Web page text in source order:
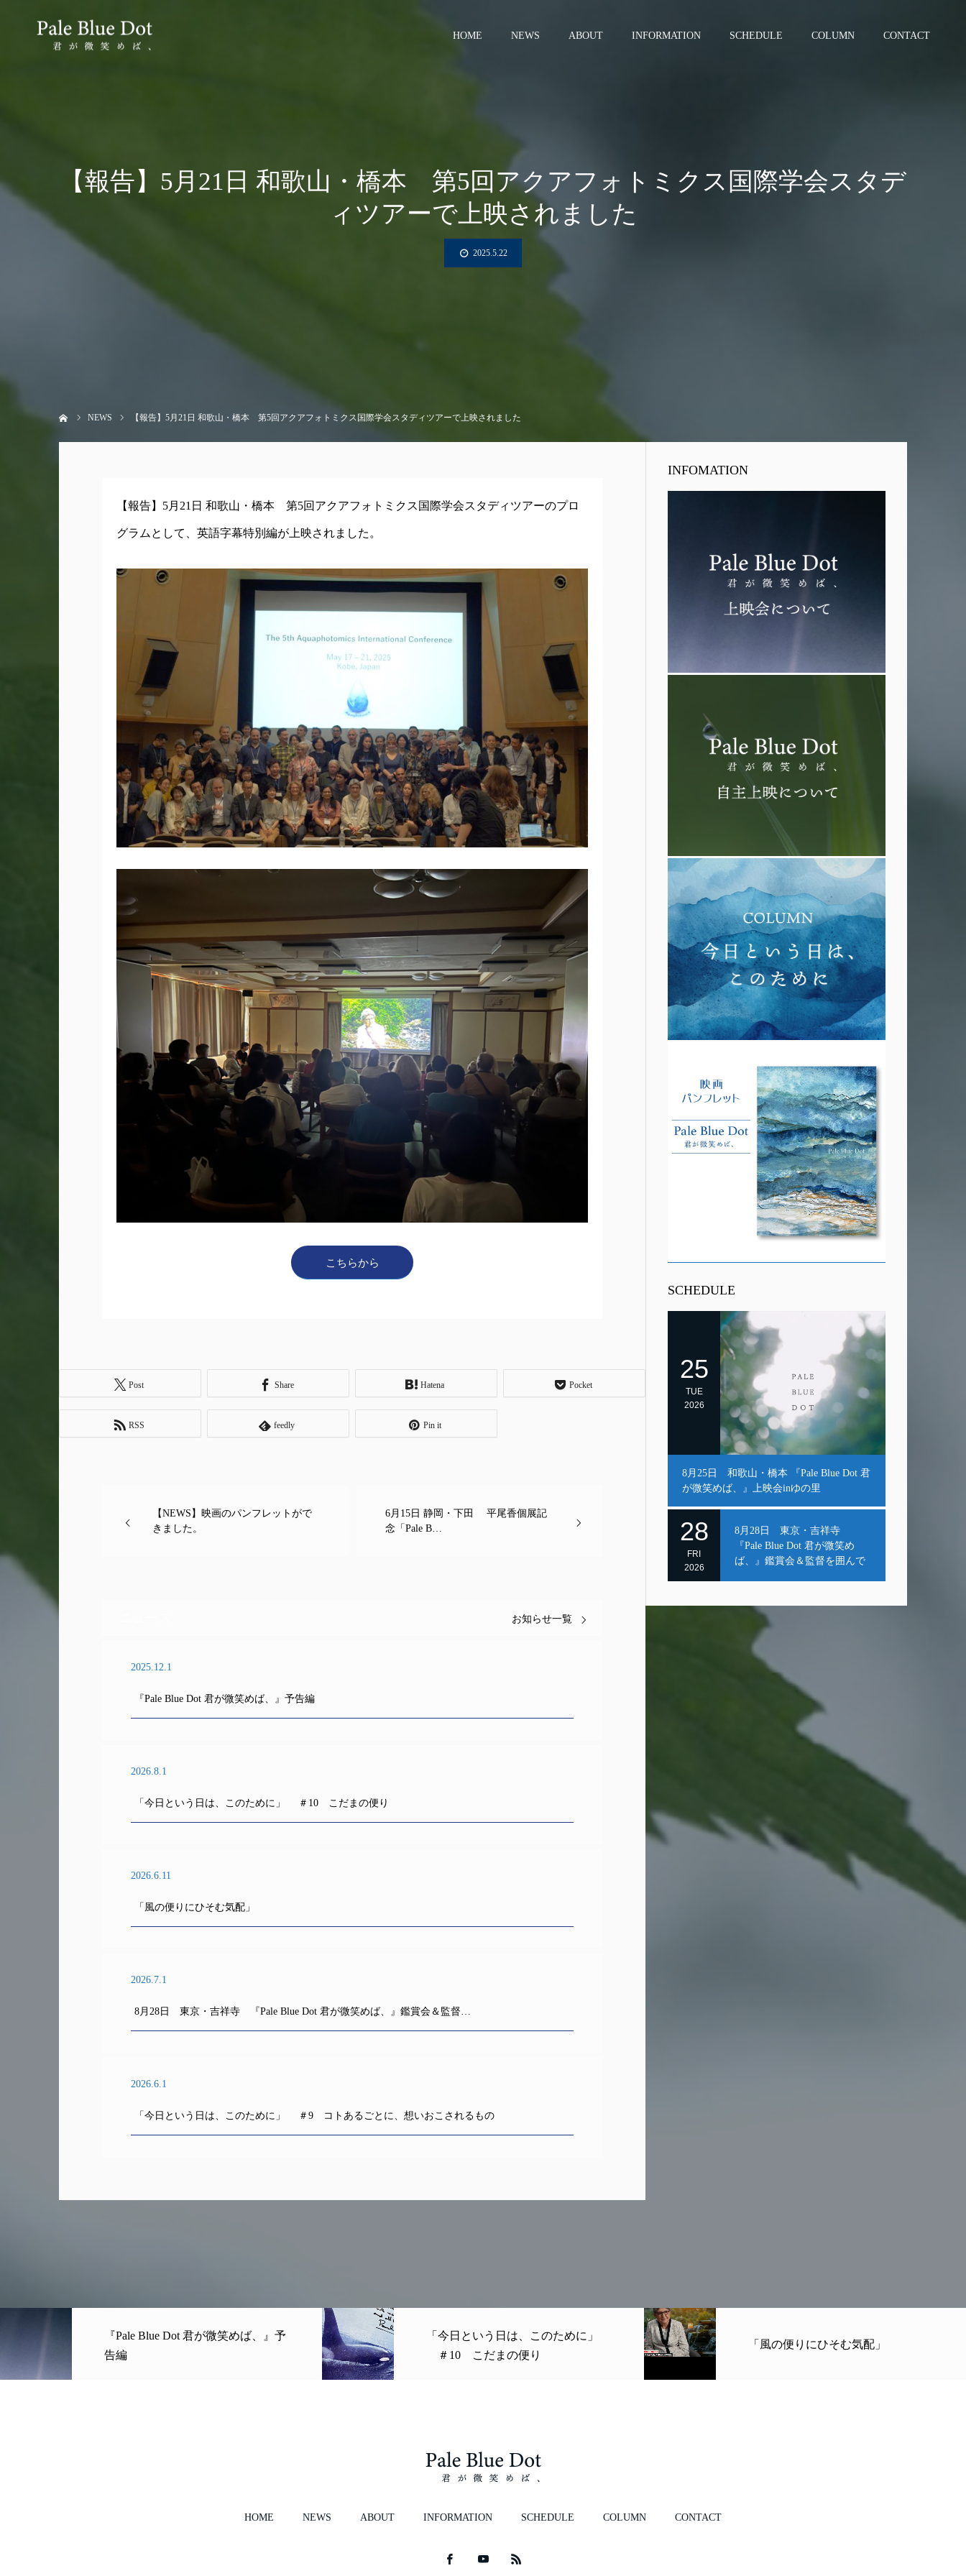
HOME NEWS ABOUT INFORMATION SCHEDULE COLUMN CONTACT
【報告】5月21日 和歌山・橋本 第5回アクアフォトミクス国際学会スタデ
ィツアーで上映されました
2025.5.22
ホーム NEWS 【報告】5月21日 和歌山・橋本 第5回アクアフォトミクス国際学会スタディツアーで上映されました
【報告】5月21日 和歌山・橋本 第5回アクアフォトミクス国際学会スタディツアーのプロ
グラムとして、英語字幕特別編が上映されました。
こちらから
Post Share Hatena Pocket
RSS feedly Pin it
【NEWS】映画のパンフレットがで
きました。
6月15日 静岡・下田 平尾香個展記
念「Pale B…
2025.12.1
『Pale Blue Dot 君が微笑めば、』予告編
2026.8.1
「今日という日は、このために」 ＃10 こだまの便り
2026.6.11
「風の便りにひそむ気配」
2026.7.1
8月28日 東京・吉祥寺 『Pale Blue Dot 君が微笑めば、』鑑賞会＆監督…
2026.6.1
「今日という日は、このために」 ＃9 コトあるごとに、想いおこされるもの
お知らせ一覧
INFOMATION
SCHEDULE
25
TUE
2026
8月25日 和歌山・橋本 『Pale Blue Dot 君
が微笑めば、』上映会inゆの里
28
FRI
2026
8月28日 東京・吉祥寺
『Pale Blue Dot 君が微笑め
ば、』鑑賞会＆監督を囲んで
『Pale Blue Dot 君が微笑めば、』予
告編
「今日という日は、このために」
＃10 こだまの便り
「風の便りにひそむ気配」
HOME NEWS ABOUT INFORMATION SCHEDULE COLUMN CONTACT